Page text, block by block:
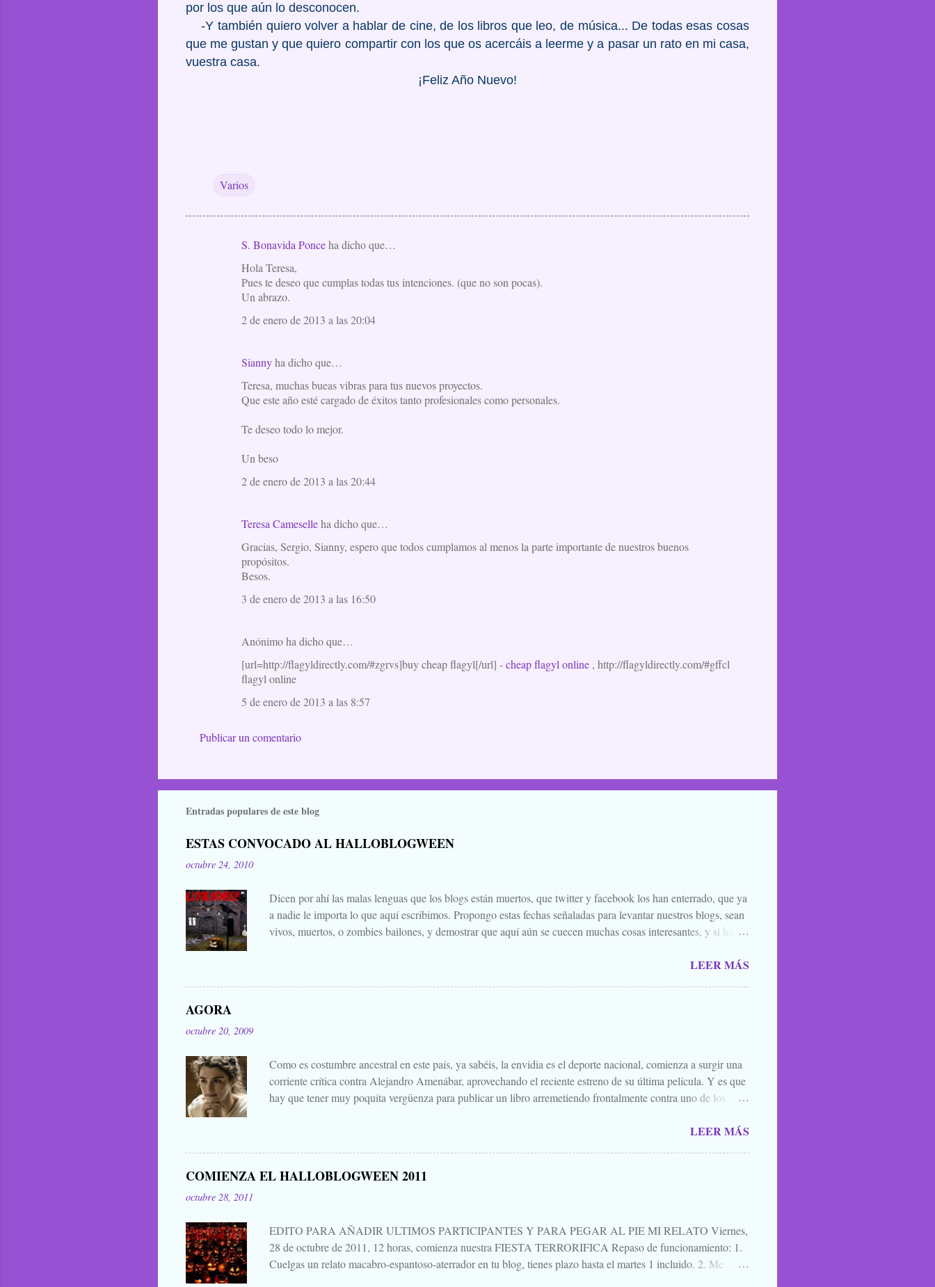
por los que aún lo desconocen.
-Y también quiero volver a hablar de cine, de los libros que leo, de música... De todas esas cosas
que me gustan y que quiero compartir con los que os acercáis a leerme y a pasar un rato en mi casa,
vuestra casa.
¡Feliz Año Nuevo!
Varios
S. Bonavida Ponceha dicho que…
Hola Teresa,
Pues te deseo que cumplas todas tus intenciones. (que no son pocas).
Un abrazo.
2 de enero de 2013 a las 20:04
Siannyha dicho que…
Teresa, muchas bueas vibras para tus nuevos proyectos.
Que este año esté cargado de éxitos tanto profesionales como personales.
Te deseo todo lo mejor.
Un beso
2 de enero de 2013 a las 20:44
Teresa Cameselleha dicho que…
Gracias, Sergio, Sianny, espero que todos cumplamos al menos la parte importante de nuestros buenos
propósitos.
Besos.
3 de enero de 2013 a las 16:50
Anónimo ha dicho que…
[url=http://flagyldirectly.com/#zgrvs]buy cheap flagyl[/url] -cheap flagyl online , http://flagyldirectly.com/#gffcl
flagyl online
5 de enero de 2013 a las 8:57
Publicar un comentario
Entradas populares de este blog
ESTAS CONVOCADO AL HALLOBLOGWEEN
octubre 24, 2010
Dicen por ahí las malas lenguas que los blogs están muertos, que twitter y facebook los han enterrado, que ya
a nadie le importa lo que aquí escribimos. Propongo estas fechas señaladas para levantar nuestros blogs, sean
vivos, muertos, o zombies bailones, y demostrar que aquí aún se cuecen muchas cosas interesantes, y si hace
lo han buscado. Comienza el .... Os convoco a todos, amigos, conocidos, amigos de amigos, blogueros en
LEER MÁS
AGORA
octubre 20, 2009
Como es costumbre ancestral en este país, ya sabéis, la envidia es el deporte nacional, comienza a surgir una
corriente crítica contra Alejandro Amenábar, aprovechando el reciente estreno de su última película. Y es que
hay que tener muy poquita vergüenza para publicar un libro arremetiendo frontalmente contra uno de los
decir cuando sales de la sala es "no parece cine español", decía, que hay que tener mucha caradura para
que para eso está Google. Tampoco quiero hablar mucho de "Agora", porque no es una película para
LEER MÁS
COMIENZA EL HALLOBLOGWEEN 2011
octubre 28, 2011
EDITO PARA AÑADIR ULTIMOS PARTICIPANTES Y PARA PEGAR AL PIE MI RELATO Viernes,
28 de octubre de 2011, 12 horas, comienza nuestra FIESTA TERRORIFICA Repaso de funcionamiento: 1.
Cuelgas un relato macabro-espantoso-aterrador en tu blog, tienes plazo hasta el martes 1 incluido. 2. Me